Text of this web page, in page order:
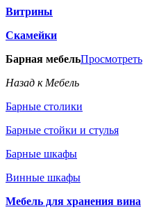
Витрины
Скамейки
Барная мебельПросмотреть
Назад к Мебель
Барные столики
Барные стойки и стулья
Барные шкафы
Винные шкафы
Мебель для хранения вина